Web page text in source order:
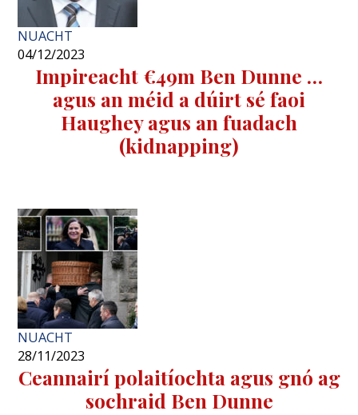
NUACHT
04/12/2023
Impireacht €49m Ben Dunne …
agus an méid a dúirt sé faoi
Haughey agus an fuadach
(kidnapping)
NUACHT
28/11/2023
Ceannairí polaitíochta agus gnó ag
sochraid Ben Dunne